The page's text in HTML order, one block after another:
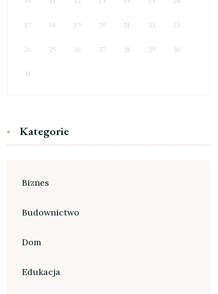
17 18 19 20 21 22 23
24 25 26 27 28 29 30
31
Kategorie
Biznes
Budownictwo
Dom
Edukacja